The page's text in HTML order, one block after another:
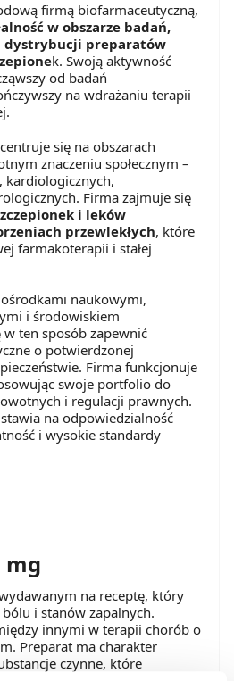
firmą biofarmaceutyczną,
w obszarze badań,
dystrybucji preparatów
k. Swoją aktywność
od badań
na wdrażaniu terapii
się na obszarach
znaczeniu społecznym –
kardiologicznych,
Firma zajmuje się
i leków
przewlekłych, które
farmakoterapii i stałej
naukowymi,
i środowiskiem
ten sposób zapewnić
o potwierdzonej
Firma funkcjonuje
swoje portfolio do
i regulacji prawnych.
na odpowiedzialność
i wysokie standardy
mg
na receptę, który
i stanów zapalnych.
innymi w terapii chorób o
Preparat ma charakter
czynne, które